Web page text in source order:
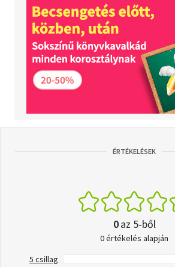
ÉRTÉKELÉSEK
0az 5-ből
0 értékelés alapján
5 csillag